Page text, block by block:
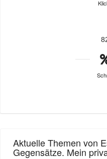
Aktuelle Themen von
Gegensätze. Mein